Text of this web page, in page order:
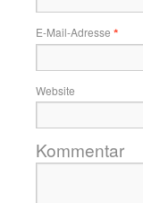
E-Mail-Adresse *
Website
Kommentar